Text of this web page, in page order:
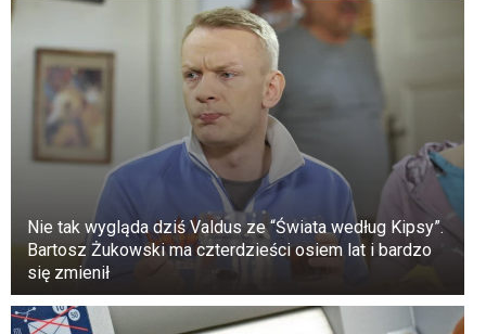
sprawdzić, dlaczego nie je jak zwykle.
Nie tak wygląda dziś Valdus ze “Świata według Kipsy”.
Bartosz Żukowski ma czterdzieści osiem lat i bardzo
się zmienił